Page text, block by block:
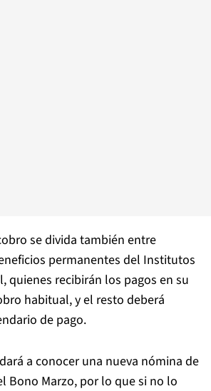
se divida también entre
permanentes del Institutos
quienes recibirán los pagos en su
habitual, y el resto deberá
de pago.
a conocer una nueva nómina de
Bono Marzo, por lo que si no lo